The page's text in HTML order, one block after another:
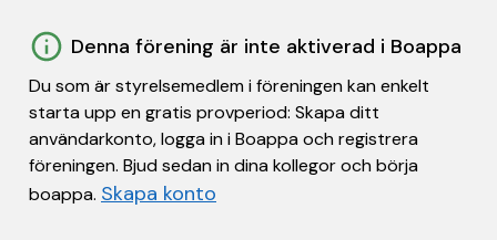
Denna förening är inte aktiverad i Boappa
Du som är styrelsemedlem i föreningen kan enkelt
starta upp en gratis provperiod: Skapa ditt
användarkonto, logga in i Boappa och registrera
föreningen. Bjud sedan in dina kollegor och börja
boappa. Skapa konto